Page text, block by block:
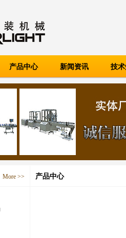
产品中心 新闻资讯 技
More >> 产品中心